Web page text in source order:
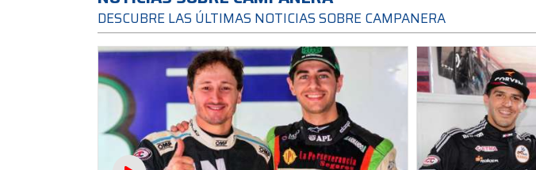
DESCUBRE LAS ÚLTIMAS NOTICIAS SOBRE CAMPANERA